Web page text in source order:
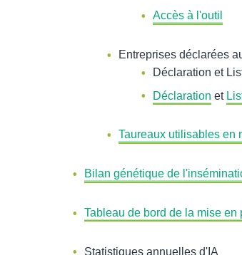
Accès à l'outil
Entreprises
Déclaration et
Déclarationet
Taureaux utilisables
Bilan génétique de
Tableau de bord de la mise
Statistiques annuelles d'IA